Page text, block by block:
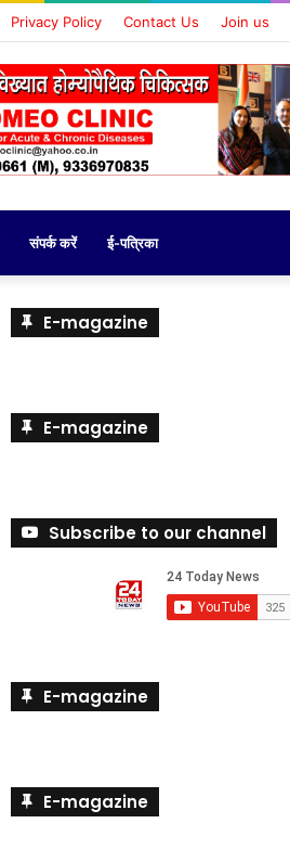
Privacy Policy Contact Us Join us
संपर्क करें ई-पत्रिका
E-magazine
E-magazine
Subscribe to our channel
E-magazine
E-magazine